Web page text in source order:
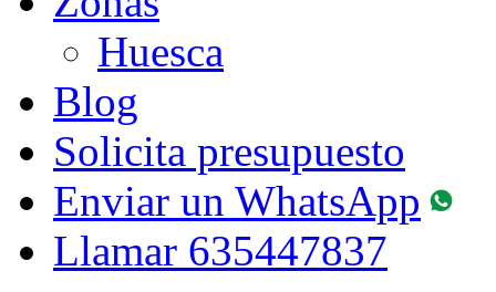
Huesca
Blog
Solicita presupuesto
Enviar un WhatsApp
Llamar 635447837